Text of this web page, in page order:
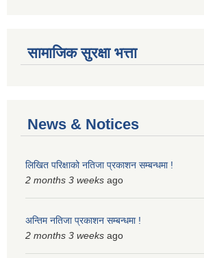
सामाजिक सुरक्षा भत्ता
News & Notices
लिखित परिक्षाको नतिजा प्रकाशन सम्बन्धमा !
2 months 3 weeks ago
अन्तिम नतिजा प्रकाशन सम्बन्धमा !
2 months 3 weeks ago